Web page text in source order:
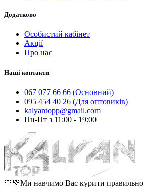
Додатково
Особистий кабінет
Акції
Про нас
Наші контакти
067 077 66 66 (Основний)
095 454 40 26 (Для оптовиків)
kalyantopp@gmail.com
Пн-Пт з 11:00 - 19:00
💛💚Ми навчимо Вас курити правильно